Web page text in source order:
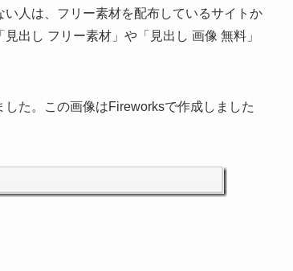
人は、フリー素材を配布しているサイトか
出し フリー素材」や「見出し 画像 無料」
た。この画像はFireworksで作成しました